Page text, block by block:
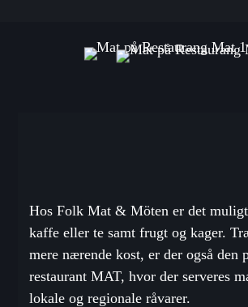
Hos Folk Mat & Möten er det
kaffe eller te samt frugt og kager.
mere nærende kost, er der også den
restaurant MAT, hvor der serveres
lokale og regionale råvarer.